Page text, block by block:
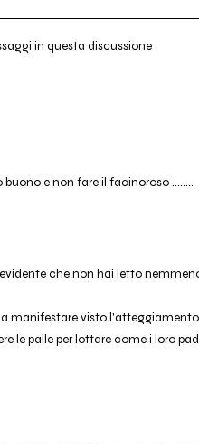
in questa discussione
e non fare il facinoroso ........
che non hai letto
manifestare visto
le palle per lottare come i loro